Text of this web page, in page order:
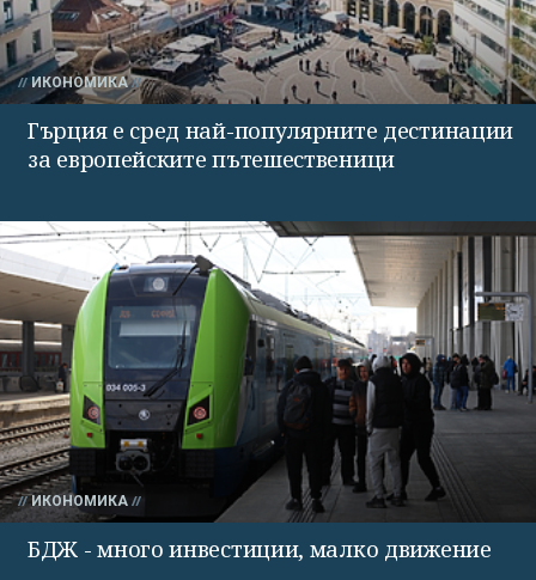
ИКОНОМИКА
Гърция е сред най-популярните дестинации
за европейските пътешественици
ИКОНОМИКА
БДЖ - много инвестиции, малко движение